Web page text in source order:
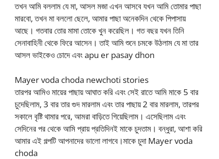
তখন আমি বললাম যে মা, আসল মজা এখন আসবে যখন আমি তোমার পাছা
মারবো, তখন মা বললো ছেলে, আমার পাছা অনেকদিন থেকে পিপাসায়
আছে। গতবার তোর মামা তোকে খুন করেছিল। গত বছর যখন তিনি
সেনাবাহিনী থেকে ফিরে আসেন। তাই আমি শুনে চমকে উঠলাম যে মা তার
আসল ভাইকেও চোদে এবং apu er pasay dhon
Mayer voda choda newchoti stories
তারপর আমিও মায়ের পাছায় আঘাত করি এবং সেই রাতে আমি মাকে 5 বার
চুদেছিলাম, 3 বার তার গুদ মারলাম এবং তার পাছায় 2 বার মারলাম, তারপর
সকালে বৃষ্টি থামার পরে, আমরা বাড়িতে গিয়েছিলাম। এসেছিলাম এবং
সেদিনের পর থেকে আমি প্রায় প্রতিদিনই মাকে চুদতাম। বন্ধুরা, আশা করি
আমার এই গল্পটি আপনাদের ভালো লাগবে।মাকে চুদা Mayer voda
choda